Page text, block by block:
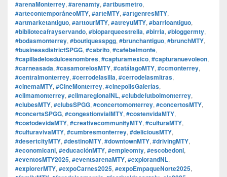
#arenaMonterrey, #arenamty, #artbusmetro,
#artecontemporáneoMTY, #arteMTY, #artgenresMTY,
#artmarketantiguo, #arttourMTY, #atreyuMTY, #barrioantiguo,
#bibliotecafrayservando, #bioparqueestrella, #birria, #bloggermty,
#bodasmonterrey, #boutiquesspgg, #brunchantiguo, #brunchMTY,
#businessdistrictSPGG, #cabrito, #cafebelmonte,
#capilladelosdulcesnombres, #capturamexico, #capturanuevoleon,
#carneasada, #casamorelosMTY, #catálagoMTY, #ccmonterrey,
#centralmonterrey, #cerrodelasilla, #cerrodelasmitras,
#cinemaMTY, #CineMonterrey, #cinepolisGalerías,
#climamonterrey, #climaregionalNL, #clubdefutbolmonterrey,
#clubesMTY, #clubsSPGG, #concertomonterrey, #concertosMTY,
#concertsSPGG, #congestionvialMTY, #costenvidaMTY,
#costodevidaMTY, #creativecommunityMTY, #culturaMTY,
#culturavivaMTY, #cumbresmonterrey, #deliciousMTY,
#desertcityMTY, #destinoMTY, #downtownMTY, #drivingMTY,
#economicanl, #educaciónMTY, #empleomty, #escobedonl,
#eventosMTY2025, #eventsarenaMTY, #explorandNL,
#explorerMTY, #expoCarnes2025, #expoEmpaqueNorte2025,